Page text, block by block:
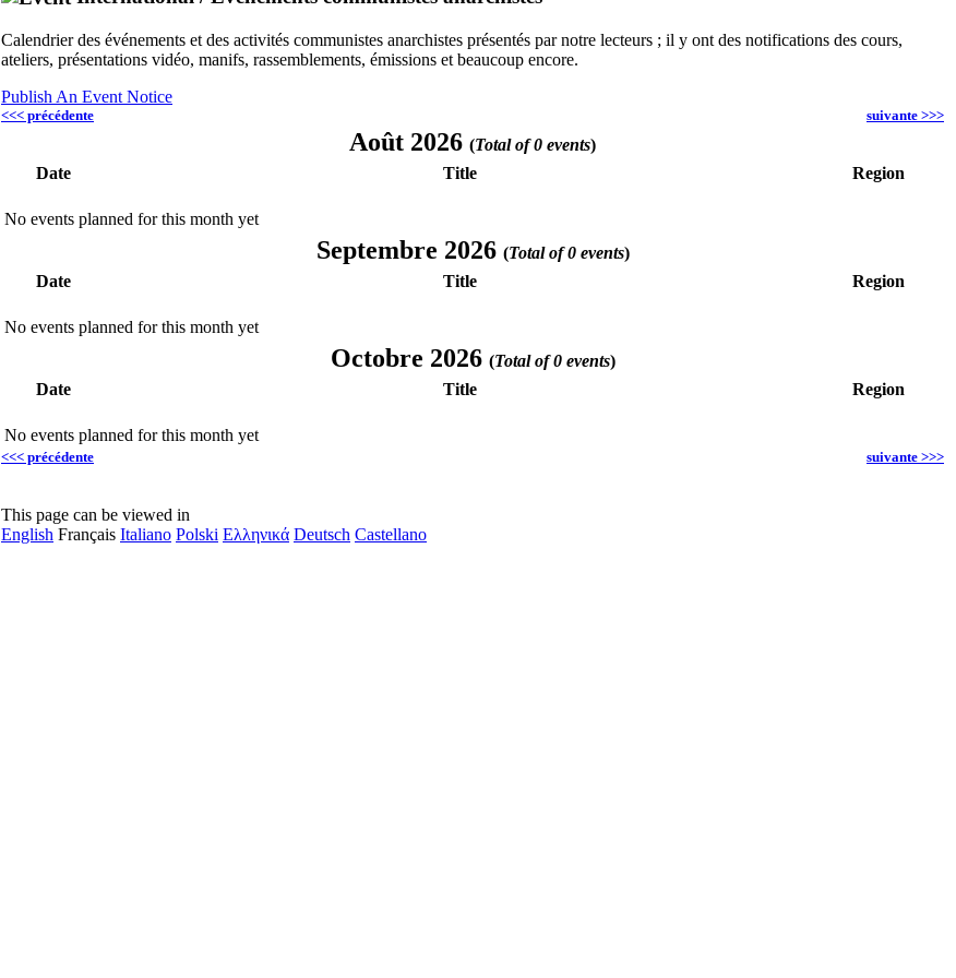
Calendrier des événements et des activités communistes anarchistes présentés par notre lecteurs ; il y ont des notifications des cours,
ateliers, présentations vidéo, manifs, rassemblements, émissions et beaucoup encore.
Publish An Event Notice
<<< précédente suivante >>>
Août 2026 (Total of 0 events)
Date
Title Region
No events planned for this month yet
Septembre 2026 (Total of 0 events)
Date
Title Region
No events planned for this month yet
Octobre 2026 (Total of 0 events)
Date
Title Region
No events planned for this month yet
<<< précédente suivante >>>
This page can be viewed in
English Français Italiano Polski Ελληνικά Deutsch Castellano